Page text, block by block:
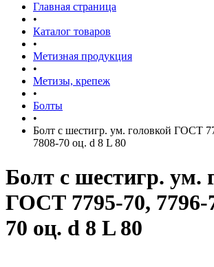
Главная страница
•
Каталог товаров
•
Метизная продукция
•
Метизы, крепеж
•
Болты
•
Болт с шестигр. ум. головкой ГОСТ
7808-70 оц. d 8 L 80
Болт с шестигр. ум.
ГОСТ 7795-70, 7796-
70 оц. d 8 L 80